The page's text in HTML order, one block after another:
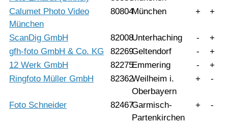
Calumet Photo Video
München
80804München + +
ScanDig GmbH 82008Unterhaching -
+
gfh-foto GmbH & Co. KG
82269Geltendorf -
+
12 Werk GmbH
82275Emmering -
+
Ringfoto Müller GmbH
82362Weilheim i.
Oberbayern
+ -
Foto Schneider 82467Garmisch-
Partenkirchen
+ -